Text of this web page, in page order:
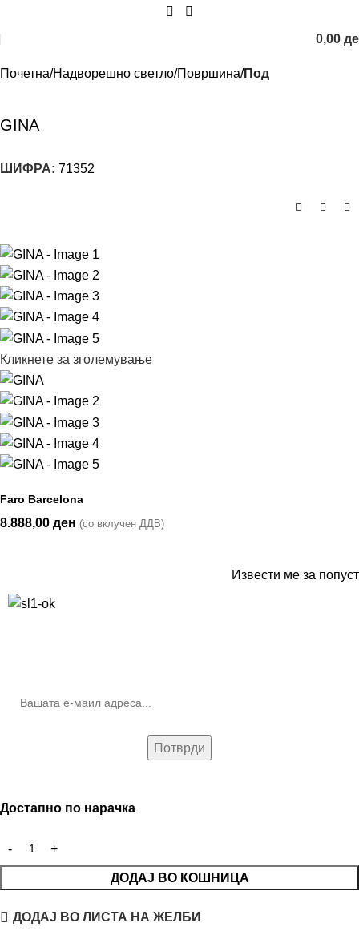
0,00
Почетна Надворешно светло Површина Под
GINA
ШИФРА: 71352
Кликнете за зголемување
Faro Barcelona
8.888,00 ден (со вклучен ДДВ)
Извести ме за попуст
Достапно по нарачка
ДОДАЈ ВО КОШНИЦА
ДОДАЈ ВО ЛИСТА НА ЖЕЛБИ